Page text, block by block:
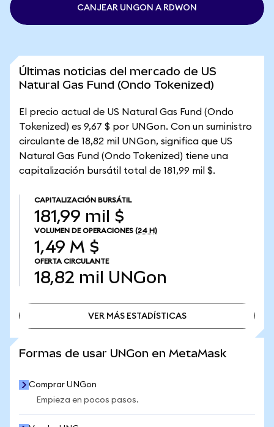
CANJEAR UNGON A RDWON
Últimas noticias del mercado de US
Natural Gas Fund (Ondo Tokenized)
El precio actual de US Natural Gas Fund (Ondo
Tokenized) es 9,67 $ por UNGon. Con un suministro
circulante de 18,82 mil UNGon, significa que US
Natural Gas Fund (Ondo Tokenized) tiene una
capitalización bursátil total de 181,99 mil $.
CAPITALIZACIÓN BURSÁTIL
181,99 mil $
VOLUMEN DE OPERACIONES (24 H)
1,49 M $
OFERTA CIRCULANTE
18,82 mil UNGon
VER MÁS ESTADÍSTICAS
Formas de usar UNGon en MetaMask
Comprar UNGon
Empieza en pocos pasos.